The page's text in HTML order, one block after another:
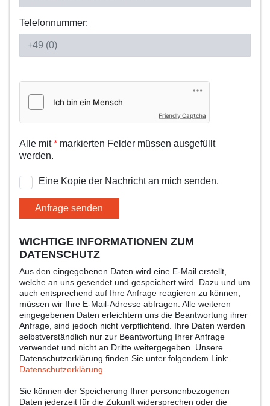
Telefonnummer:
Friendly Captcha
Alle mit* markierten Felder müssen ausgefüllt
werden.
Eine Kopie der Nachricht an mich senden.
Anfrage senden
WICHTIGE INFORMATIONEN ZUM
DATENSCHUTZ
Aus den eingegebenen Daten wird eine E-Mail erstellt,
welche an uns gesendet und gespeichert wird. Dazu und um
auch entsprechend auf Ihre Anfrage reagieren zu können,
müssen wir Ihre E-Mail-Adresse abfragen. Alle weiteren
eingegebenen Daten erleichtern uns die Beantwortung ihrer
Anfrage, sind jedoch nicht verpflichtend. Ihre Daten werden
selbstverständlich nur zur Beantwortung Ihrer Anfrage
verwendet und nicht an Dritte weitergegeben. Unsere
Datenschutzerklärung finden Sie unter folgendem Link:
Datenschutzerklärung
Sie können der Speicherung Ihrer personenbezogenen
Daten jederzeit für die Zukunft widersprechen oder die